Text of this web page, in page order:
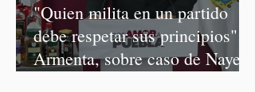
"Quien milita en un partido
debe respetar sus principios":
Armenta, sobre caso de Nayeli